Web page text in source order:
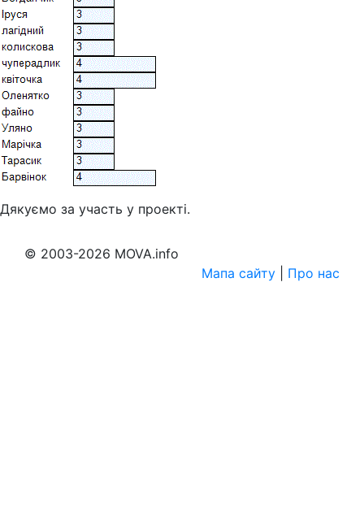
Дякуємо за участь у проекті.
© 2003-2026 MOVA.info
Мапа сайту
Про нас